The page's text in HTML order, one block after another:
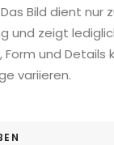
Das Bild dient nur
und zeigt
Form und Details
variieren.